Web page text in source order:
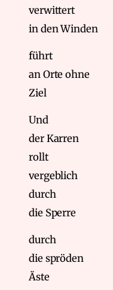
verwittert
in den Winden
führt
an Orte ohne
Ziel
Und
der Karren
rollt
vergeblich
durch
die Sperre
durch
die spröden
Äste